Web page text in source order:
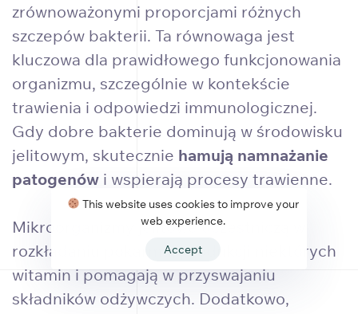
zrównoważonymi proporcjami różnych
szczepów bakterii. Ta równowaga jest
kluczowa dla prawidłowego funkcjonowania
organizmu, szczególnie w kontekście
trawienia i odpowiedzi immunologicznej.
Gdy dobre bakterie dominują w środowisku
jelitowym, skutecznie hamują namnażanie
patogenów i wspierają procesy trawienne.
Mikroorganizmy jelitowe uczestniczą w
rozkładaniu pokarmu, produkcji niektórych
witamin i pomagają w przyswajaniu
składników odżywczych. Dodatkowo,
This website uses cookies to improve your
web experience.
Accept